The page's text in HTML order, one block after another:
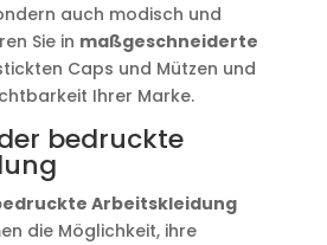
auch modisch und
Sie in maßgeschneiderte
Caps und Mützen und
Ihrer Marke.
bedruckte
Arbeitskleidung
die Möglichkeit, ihre